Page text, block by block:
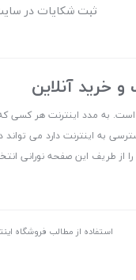
ثبت شکایات در
و خرید آنلاین
است. به مدد اینترنت هر کسی
به اینترنت دارد می
طریف این صفحه نورانی
استفاده از مطالب فروشگاه